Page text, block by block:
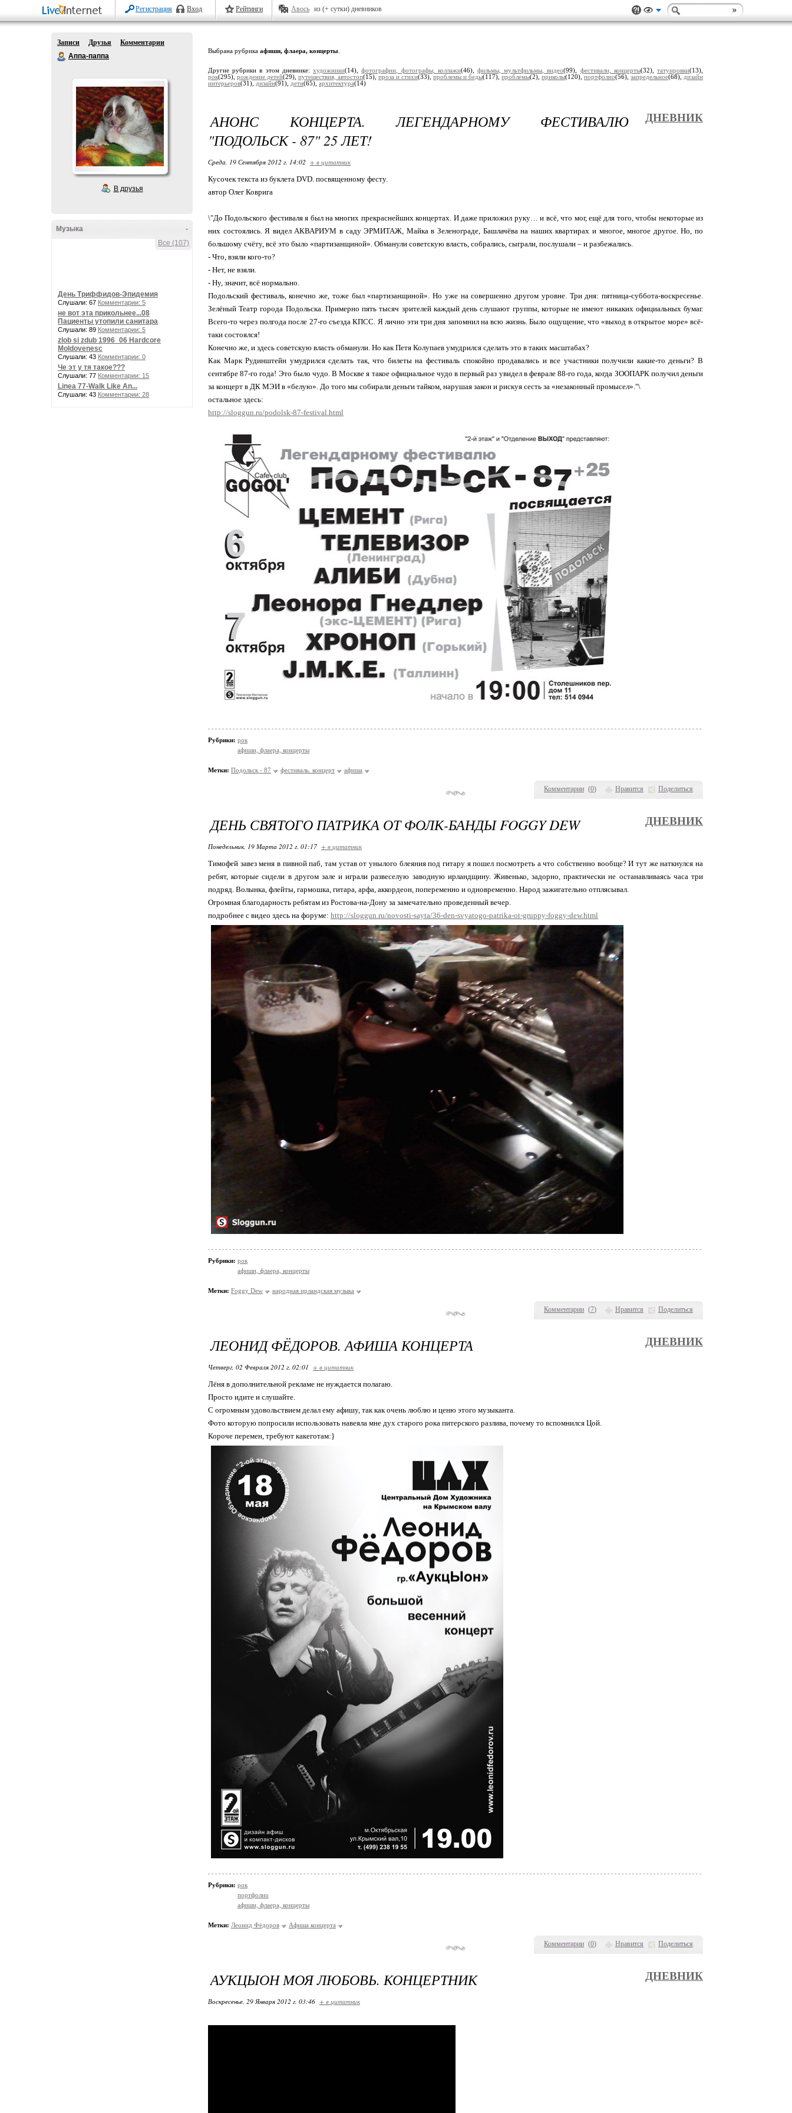
Регистрация Вход Рейтинги Авось из (+ сутки) дневников
Записи Друзья
Комментарии
Аппа-паппа
В друзья
-
Музыка
Все (107)
День Триффидов-Эпидемия
Слушали: 67 Комментарии: 5
не вот эта прикольнее...08
Пациенты утопили санитара
Слушали: 89 Комментарии: 5
zlob si zdub 1996_06 Hardcore
Moldovenesc
Слушали: 43 Комментарии: 0
Че эт у тя такое???
Слушали: 77 Комментарии: 15
Linea 77-Walk Like An...
Слушали: 43 Комментарии: 28
Выбрана рубрика афиши, флаера, концерты
Другие рубрики в этом дневнике:художники(14),фотографии, фотографы, коллажи(46), фильмы, мультфильмы, видео(99), фестивали, концерты(32),татуировки(13),
рок(295), рождение детей(29), путешествия, автостоп(15), проза и стихи(33), проблемы и беды(117), проблемы(2), приколы(120), портфолио(56), запредельное(68), дизайн
интерьеров(31), дизайн(91), дети(65), архитектура(14)
Комментарии (0) Нравится Поделиться
АНОНС КОНЦЕРТА. ЛЕГЕНДАРНОМУ ФЕСТИВАЛЮ
"ПОДОЛЬСК - 87" 25 ЛЕТ!
ДНЕВНИК
Среда, 19 Сентября 2012 г. 14:02 + в цитатник
Кусочек текста из буклета DVD. посвященному фесту.
автор Олег Коврига
\"До Подольского фестиваля я был на многих прекраснейших концертах. И даже приложил руку… и всё, что мог, ещё для того, чтобы некоторые из
них состоялись. Я видел АКВАРИУМ в саду ЭРМИТАЖ, Майка в Зеленограде, Башлачёва на наших квартирах и многое, многое другое. Но, по
большому счёту, всё это было «партизанщиной». Обманули советскую власть, собрались, сыграли, послушали – и разбежались.
- Что, взяли кого-то?
- Нет, не взяли.
- Ну, значит, всё нормально.
Подольский фестиваль, конечно же, тоже был «партизанщиной». Но уже на совершенно другом уровне. Три дня: пятница-суббота-воскресенье.
Зелёный Театр города Подольска. Примерно пять тысяч зрителей каждый день слушают группы, которые не имеют никаких официальных бумаг.
Всего-то через полгода после 27-го съезда КПСС. Я лично эти три дня запомнил на всю жизнь. Было ощущение, что «выход в открытое море» всё-
таки состоялся!
Конечно же, и здесь советскую власть обманули. Но как Петя Колупаев умудрился сделать это в таких масштабах?
Как Марк Рудинштейн умудрился сделать так, что билеты на фестиваль спокойно продавались и все участники получили какие-то деньги? В
сентябре 87-го года! Это было чудо. В Москве я такое официальное чудо в первый раз увидел в феврале 88-го года, когда ЗООПАРК получил деньги
за концерт в ДК МЭИ в «белую». До того мы собирали деньги тайком, нарушая закон и рискуя сесть за «незаконный промысел»."\
остальное здесь:
http://sloggun.ru/podolsk-87-festival.html
Рубрики: рок
афиши, флаера, концерты
Метки: Подольск - 87 фестиваль. концерт афиша
Комментарии (7) Нравится Поделиться
ДЕНЬ СВЯТОГО ПАТРИКА ОТ ФОЛК-БАНДЫ FOGGY DEW ДНЕВНИК
Понедельник, 19 Марта 2012 г. 01:17 + в цитатник
Тимофей завез меня в пивной паб, там устав от унылого блеяния под гитару я пошел посмотреть а что собственно вообще? И тут же наткнулся на
ребят, которые сидели в другом зале и играли развеселую заводную ирландщину. Живенько, задорно, практически не останавливаясь часа три
подряд. Волынка, флейты, гармошка, гитара, арфа, аккордеон, попеременно и одновременно. Народ зажигательно отплясывал.
Огромная благодарность ребятам из Ростова-на-Дону за замечательно проведенный вечер.
подробнее с видео здесь на форуме: http://sloggun.ru/novosti-sayta/36-den-svyatogo-patrika-ot-gruppy-foggy-dew.html
Рубрики: рок
афиши, флаера, концерты
Метки: Foggy Dew народная ирландская музыка
Комментарии (0) Нравится Поделиться
ЛЕОНИД ФЁДОРОВ. АФИША КОНЦЕРТА ДНЕВНИК
Четверг, 02 Февраля 2012 г. 02:01 + в цитатник
Лёня в дополнительной рекламе не нуждается полагаю.
Просто идите и слушайте.
С огромным удовольствием делал ему афишу, так как очень люблю и ценю этого музыканта.
Фото которую попросили использовать навеяла мне дух старого рока питерского разлива, почему то вспомнился Цой.
Короче перемен, требуют какеготам:}
Рубрики: рок
портфолио
афиши, флаера, концерты
Метки: Леонид Фёдоров Афиша концерта
АУКЦЫОН МОЯ ЛЮБОВЬ. КОНЦЕРТНИК ДНЕВНИК
Воскресенье, 29 Января 2012 г. 03:46 + в цитатник